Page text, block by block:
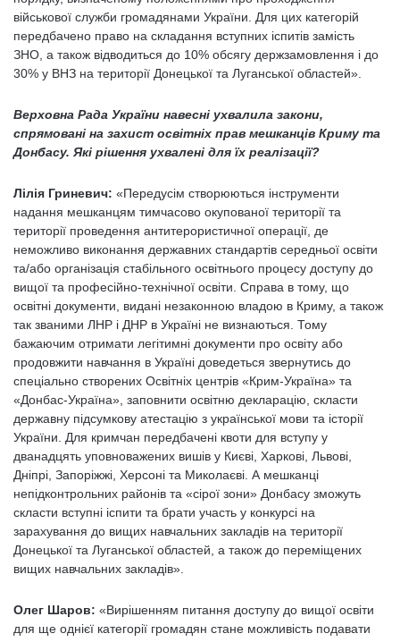
військової служби громадянами України. Для цих категорій
передбачено право на складання вступних іспитів замість
ЗНО, а також відводиться до 10% обсягу держзамовлення і до
30% у ВНЗ на території Донецької та Луганської областей».
Верховна Рада України навесні ухвалила закони,
спрямовані на захист освітніх прав мешканців Криму та
Донбасу. Які рішення ухвалені для їх реалізації?
Лілія Гриневич: «Передусім створюються інструменти
надання мешканцям тимчасово окупованої території та
території проведення антитерористичної операції, де
неможливо виконання державних стандартів середньої освіти
та/або організація стабільного освітнього процесу доступу до
вищої та професійно-технічної освіти. Справа в тому, що
освітні документи, видані незаконною владою в Криму, а також
так званими ЛНР і ДНР в Україні не визнаються. Тому
бажаючим отримати легітимні документи про освіту або
продовжити навчання в Україні доведеться звернутись до
спеціально створених Освітніх центрів «Крим-Україна» та
«Донбас-Україна», заповнити освітню декларацію, скласти
державну підсумкову атестацію з української мови та історії
України. Для кримчан передбачені квоти для вступу у
дванадцять уповноважених вишів у Києві, Харкові, Львові,
Дніпрі, Запоріжжі, Херсоні та Миколаєві. А мешканці
непідконтрольних районів та «сірої зони» Донбасу зможуть
скласти вступні іспити та брати участь у конкурсі на
зарахування до вищих навчальних закладів на території
Донецької та Луганської областей, а також до переміщених
вищих навчальних закладів».
Олег Шаров: «Вирішенням питання доступу до вищої освіти
для ще однієї категорії громадян стане можливість подавати